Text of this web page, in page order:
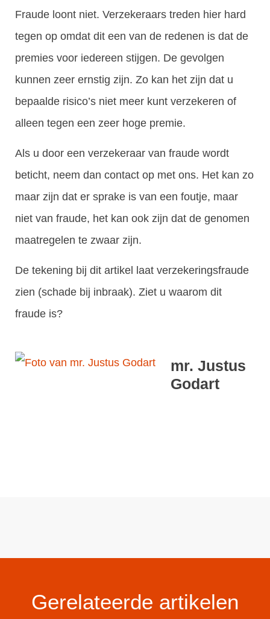
Fraude loont niet. Verzekeraars treden hier hard
tegen op omdat dit een van de redenen is dat de
premies voor iedereen stijgen. De gevolgen
kunnen zeer ernstig zijn. Zo kan het zijn dat u
bepaalde risico’s niet meer kunt verzekeren of
alleen tegen een zeer hoge premie.
Als u door een verzekeraar van fraude wordt
beticht, neem dan contact op met ons. Het kan zo
maar zijn dat er sprake is van een foutje, maar
niet van fraude, het kan ook zijn dat de genomen
maatregelen te zwaar zijn.
De tekening bij dit artikel laat verzekeringsfraude
zien (schade bij inbraak). Ziet u waarom dit
fraude is?
mr. Justus
Godart
Gerelateerde artikelen